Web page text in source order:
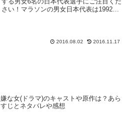
さい！マラソンの男女日本代表は1992年
2016.08.02 2016.11.17
嫌な女(ドラマ)のキャストや原作は？あら
すじとネタバレや感想